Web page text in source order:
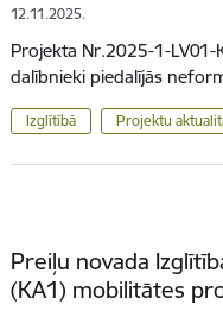
12.11.2025.
Projekta Nr.2025-1-
dalībnieki piedalījās
Izglītībā Projektu
Preiļu novada
(KA1) mobilitātes